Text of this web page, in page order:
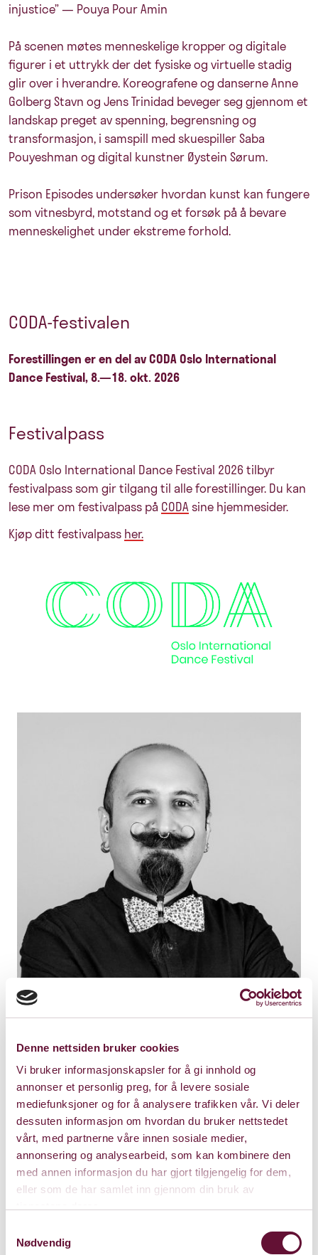
Denne nettsiden bruker cookies
Vi bruker informasjonskapsler for å gi innhold og
annonser et personlig preg, for å levere sosiale
mediefunksjoner og for å analysere trafikken vår. Vi deler
dessuten informasjon om hvordan du bruker nettstedet
vårt, med partnerne våre innen sosiale medier,
annonsering og analysearbeid, som kan kombinere den
med annen informasjon du har gjort tilgjengelig for dem,
eller som de har samlet inn gjennom din bruk av
Nødvendig
injustice” — Pouya Pour Amin
På scenen møtes menneskelige kropper og digitale
figurer i et uttrykk der det fysiske og virtuelle stadig
glir over i hverandre. Koreografene og danserne Anne
Golberg Stavn og Jens Trinidad beveger seg gjennom et
landskap preget av spenning, begrensning og
transformasjon, i samspill med skuespiller Saba
Pouyeshman og digital kunstner Øystein Sørum.
Prison Episodes undersøker hvordan kunst kan fungere
som vitnesbyrd, motstand og et forsøk på å bevare
menneskelighet under ekstreme forhold.
CODA-festivalen
Forestillingen er en del av CODA Oslo Inter­national
Dance Festival, 8.—18. okt. 2026
Festivalpass
CODA Oslo International Dance Festival 2026 tilbyr
festivalpass som gir tilgang til alle forestillinger. Du kan
lese mer om festivalpass på CODA sine hjemmesider.
Kjøp ditt festivalpass her.
Om Pouya Pour-Amin
Pouya Pour-Amin er en iransk komponist,
scenekunstner, og manusforfatter som kom
til Norge som residenskunstner hos Safemuse
i 2023. Arbeidene hans har ofte en politisk
undertone, og beveger seg mellom lyd,
musikalske spennet mellom klassiske iranske